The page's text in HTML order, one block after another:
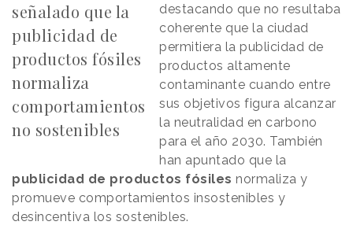
señalado que la
publicidad de
productos fósiles
normaliza
comportamientos
no sostenibles
destacando que no resultaba
coherente que la ciudad
permitiera la publicidad de
productos altamente
contaminante cuando entre
sus objetivos figura alcanzar
la neutralidad en carbono
para el año 2030. También
han apuntado que la
publicidad de productos fósiles normaliza y
promueve comportamientos insostenibles y
desincentiva los sostenibles.